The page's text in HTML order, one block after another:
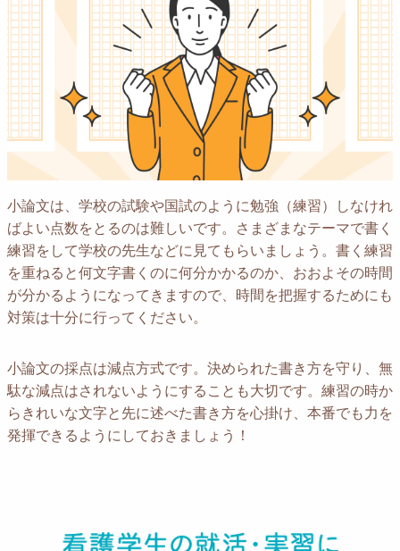
小論文は、学校の試験や国試のように勉強（練習）しなけれ
ばよい点数をとるのは難しいです。さまざまなテーマで書く
練習をして学校の先生などに見てもらいましょう。書く練習
を重ねると何文字書くのに何分かかるのか、おおよその時間
が分かるようになってきますので、時間を把握するためにも
対策は十分に行ってください。
小論文の採点は減点方式です。決められた書き方を守り、無
駄な減点はされないようにすることも大切です。練習の時か
らきれいな文字と先に述べた書き方を心掛け、本番でも力を
発揮できるようにしておきましょう！